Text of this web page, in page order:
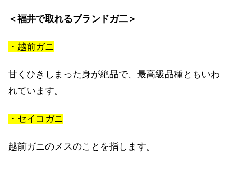
＜福井で取れるブランドガ二＞
・越前ガニ
甘くひきしまった身が絶品で、最高級品種ともいわ
れています。
・セイコガニ
越前ガニのメスのことを指します。